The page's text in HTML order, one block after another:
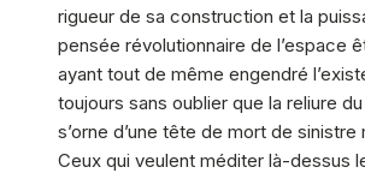
rigueur de sa construction et la
pensée révolutionnaire de l’espace
ayant tout de même engendré
toujours sans oublier que la reliure
s’orne d’une tête de mort de sinistre
Ceux qui veulent méditer là-dessus